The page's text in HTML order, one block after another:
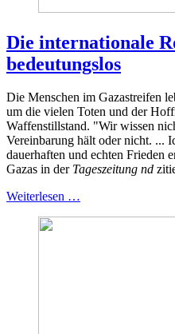
Die internationale
bedeutungslos
Die Menschen im Gazastreifen
um die vielen Toten und der
Waffenstillstand. "Wir wissen
Vereinbarung hält oder nicht. ...
dauerhaften und echten Frieden
Gazas in der Tageszeitung nd
Weiterlesen …